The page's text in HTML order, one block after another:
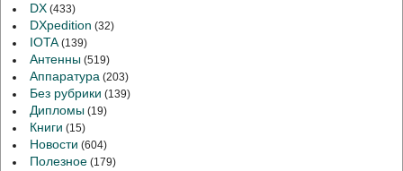
DX (433)
DXpedition (32)
IOTA(139)
Антенны (519)
Аппаратура (203)
Без рубрики (139)
Дипломы (19)
Книги (15)
Новости (604)
Полезное (179)